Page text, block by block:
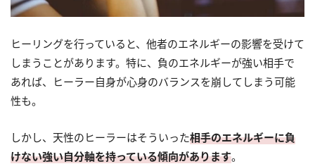
ヒーリングを行っていると、他者のエネルギーの影響を受けて
しまうことがあります。特に、負のエネルギーが強い相手で
あれば、ヒーラー自身が心身のバランスを崩してしまう可能
性も。
しかし、天性のヒーラーはそういった相手のエネルギーに負
けない強い自分軸を持っている傾向があります。